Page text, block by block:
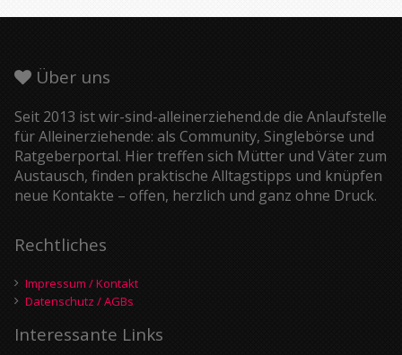
Über uns
Seit 2013 ist wir-sind-alleinerziehend.de die Anlaufstelle
für Alleinerziehende: als Community, Singlebörse und
Ratgeberportal. Hier treffen sich Mütter und Väter zum
Austausch, finden praktische Alltagstipps und knüpfen
neue Kontakte – offen, herzlich und ganz ohne Druck.
Rechtliches
Impressum / Kontakt
Datenschutz / AGBs
Interessante Links